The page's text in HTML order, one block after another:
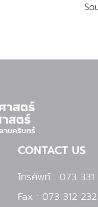
CONTACT US
โทรศัพท์ : 073
Fax : 073 312 232